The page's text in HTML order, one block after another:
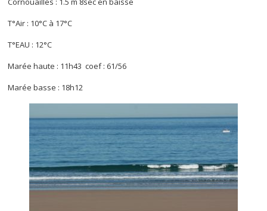
T°Air : 10°C à 17°C
T°EAU : 12°C
Marée haute : 11h43 coef : 61/56
Marée basse : 18h12